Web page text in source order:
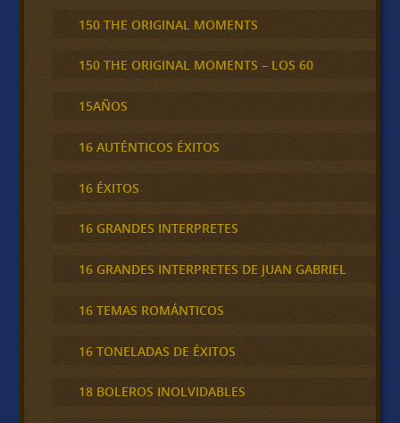
150 THE ORIGINAL MOMENTS
150 THE ORIGINAL MOMENTS – LOS 60
15AÑOS
16 AUTÉNTICOS ÉXITOS
16 ÉXITOS
16 GRANDES INTERPRETES
16 GRANDES INTERPRETES DE JUAN GABRIEL
16 TEMAS ROMÁNTICOS
16 TONELADAS DE ÉXITOS
18 BOLEROS INOLVIDABLES